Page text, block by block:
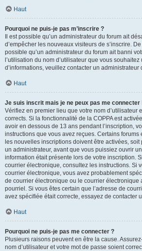
Haut
Pourquoi ne puis-je pas m’inscrire ?
Il est possible qu’un administrateur du forum ait
d’empêcher les nouveaux visiteurs de s’inscrire.
possible qu’un administrateur du forum ait banni
l’utilisation du nom d’utilisateur que vous
d’informations, veuillez contacter un administrateur
Haut
Je suis inscrit mais je ne peux pas me connecter
Vérifiez en premier lieu que votre nom d’utilisateur
corrects. Si la fonctionnalité de la COPPA est
avoir en dessous de 13 ans pendant l’inscription,
instructions que vous avez reçues. Certains forums
les nouvelles inscriptions doivent être activées,
un administrateur, avant que vous puissiez ouvrir
information était présente lors de votre inscription.
courrier électronique, consultez les instructions. Si
courrier électronique, vous avez probablement
de courrier électronique ou le courrier électronique
pourriel. Si vous êtes certain que l’adresse de
avez spécifiée était correcte, essayez de contacter
Haut
Pourquoi ne puis-je pas me connecter ?
Plusieurs raisons peuvent en être la cause.
nom d’utilisateur et votre mot de passe soient